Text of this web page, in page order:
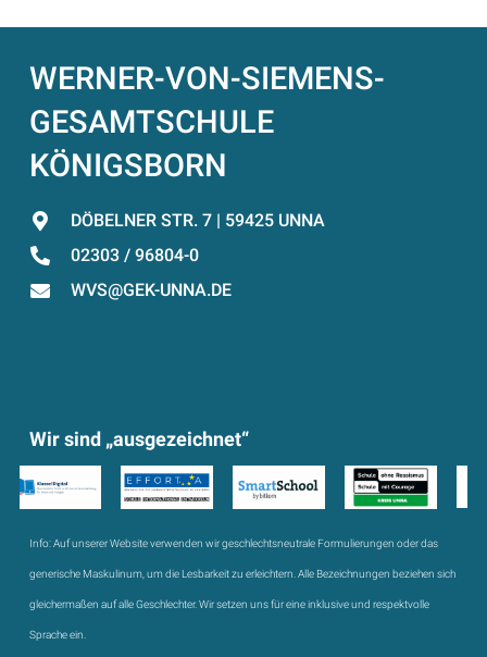
WERNER-VON-SIEMENS-
GESAMTSCHULE
KÖNIGSBORN
DÖBELNER STR. 7 | 59425 UNNA
02303 / 96804-0
WVS@GEK-UNNA.DE
Wir sind „ausgezeichnet“
Info:Auf unserer Website verwenden wir geschlechtsneutrale Formulierungen oder das
generische Maskulinum, um die Lesbarkeit zu erleichtern. Alle Bezeichnungen beziehen sich
gleichermaßen auf alle Geschlechter. Wir setzen uns für eine inklusive und respektvolle
Sprache ein.